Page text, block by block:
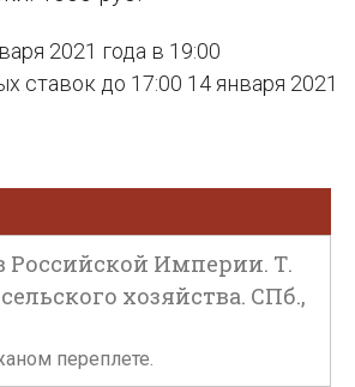
2021 года в 19:00
ставок до 17:00 14 января 2021
Российской Империи. Т.
сельского хозяйства. СПб.,
переплете.